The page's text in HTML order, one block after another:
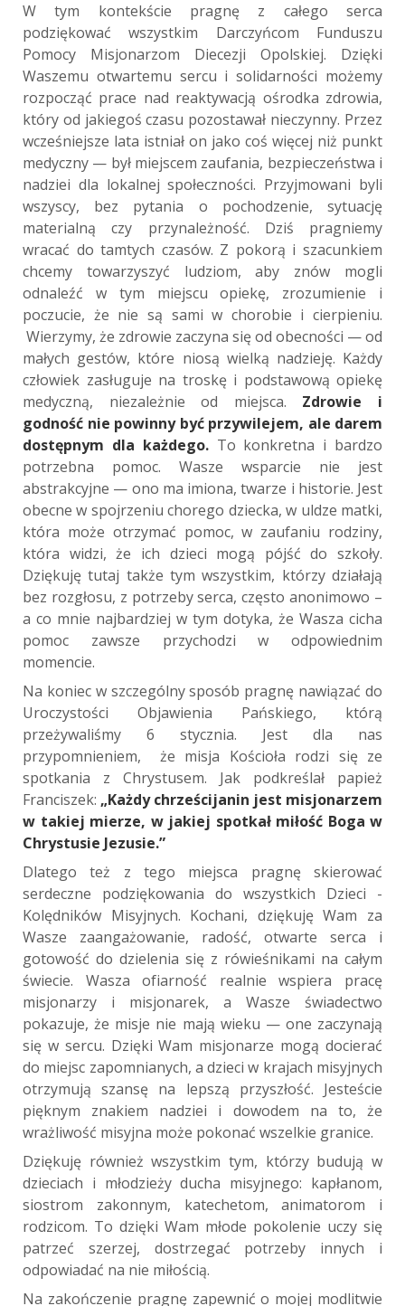
W tym kontekście pragnę z całego serca
podziękować wszystkim Darczyńcom Funduszu
Pomocy Misjonarzom Diecezji Opolskiej. Dzięki
Waszemu otwartemu sercu i solidarności możemy
rozpocząć prace nad reaktywacją ośrodka zdrowia,
który od jakiegoś czasu pozostawał nieczynny. Przez
wcześniejsze lata istniał on jako coś więcej niż punkt
medyczny — był miejscem zaufania, bezpieczeństwa i
nadziei dla lokalnej społeczności. Przyjmowani byli
wszyscy, bez pytania o pochodzenie, sytuację
materialną czy przynależność. Dziś pragniemy
wracać do tamtych czasów. Z pokorą i szacunkiem
chcemy towarzyszyć ludziom, aby znów mogli
odnaleźć w tym miejscu opiekę, zrozumienie i
poczucie, że nie są sami w chorobie i cierpieniu.
Wierzymy, że zdrowie zaczyna się od obecności — od
małych gestów, które niosą wielką nadzieję. Każdy
człowiek zasługuje na troskę i podstawową opiekę
medyczną, niezależnie od miejsca. Zdrowie i
godność nie powinny być przywilejem, ale darem
dostępnym dla każdego.To konkretna i bardzo
potrzebna pomoc. Wasze wsparcie nie jest
abstrakcyjne — ono ma imiona, twarze i historie. Jest
obecne w spojrzeniu chorego dziecka, w uldze matki,
która może otrzymać pomoc, w zaufaniu rodziny,
która widzi, że ich dzieci mogą pójść do szkoły.
Dziękuję tutaj także tym wszystkim, którzy działają
bez rozgłosu, z potrzeby serca, często anonimowo –
a co mnie najbardziej w tym dotyka, że Wasza cicha
pomoc zawsze przychodzi w odpowiednim
momencie.
Na koniec w szczególny sposób pragnę nawiązać do
Uroczystości Objawienia Pańskiego, którą
przeżywaliśmy 6 stycznia. Jest dla nas
przypomnieniem, że misja Kościoła rodzi się ze
spotkania z Chrystusem. Jak podkreślał papież
Franciszek: „Każdy chrześcijanin jest misjonarzem
w takiej mierze, w jakiej spotkał miłość Boga w
Chrystusie Jezusie.”
Dlatego też z tego miejsca pragnę skierować
serdeczne podziękowania do wszystkich Dzieci -
Kolędników Misyjnych. Kochani, dziękuję Wam za
Wasze zaangażowanie, radość, otwarte serca i
gotowość do dzielenia się z rówieśnikami na całym
świecie. Wasza ofiarność realnie wspiera pracę
misjonarzy i misjonarek, a Wasze świadectwo
pokazuje, że misje nie mają wieku — one zaczynają
się w sercu. Dzięki Wam misjonarze mogą docierać
do miejsc zapomnianych, a dzieci w krajach misyjnych
otrzymują szansę na lepszą przyszłość. Jesteście
pięknym znakiem nadziei i dowodem na to, że
wrażliwość misyjna może pokonać wszelkie granice.
Dziękuję również wszystkim tym, którzy budują w
dzieciach i młodzieży ducha misyjnego: kapłanom,
siostrom zakonnym, katechetom, animatorom i
rodzicom. To dzięki Wam młode pokolenie uczy się
patrzeć szerzej, dostrzegać potrzeby innych i
odpowiadać na nie miłością.
Na zakończenie pragnę zapewnić o mojej modlitwie